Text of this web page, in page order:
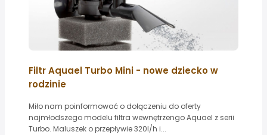
Filtr Aquael Turbo Mini - nowe dziecko w
rodzinie
Miło nam poinformować o dołączeniu do oferty
najmłodszego modelu filtra wewnętrzengo Aquael z serii
Turbo. Maluszek o przepływie 320l/h i...